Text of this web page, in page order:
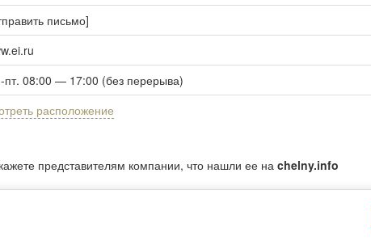
письмо]
пт. 08:00 — 17:00 (без перерыва)
расположение
представителям компании, что нашли ее на chelny.info